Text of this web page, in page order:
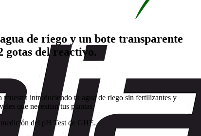
de riego y un bote transparente
gotas del reactivo.
introduciendo tu agua de riego sin fertilizantes y
que necesitan tus plantas.
medición del pH Test de GHE.